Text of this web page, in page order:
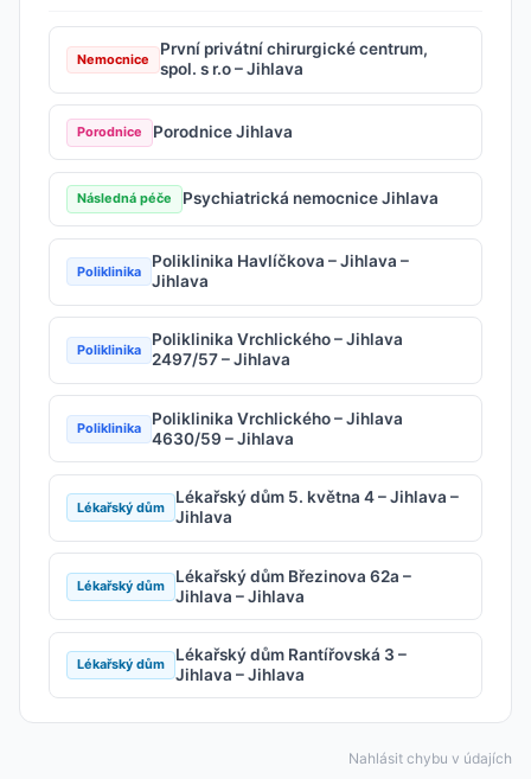
Nemocnice
První privátní chirurgické centrum,
spol. s r.o – Jihlava
Porodnice Porodnice Jihlava
Následná péče Psychiatrická nemocnice Jihlava
Poliklinika
Poliklinika Havlíčkova – Jihlava –
Jihlava
Poliklinika
Poliklinika Vrchlického – Jihlava
2497/57 – Jihlava
Poliklinika
Poliklinika Vrchlického – Jihlava
4630/59 – Jihlava
Lékařský dům
Lékařský dům 5. května 4 – Jihlava –
Jihlava
Lékařský dům
Lékařský dům Březinova 62a –
Jihlava – Jihlava
Lékařský dům
Lékařský dům Rantířovská 3 –
Jihlava – Jihlava
Nahlásit chybu v údajích